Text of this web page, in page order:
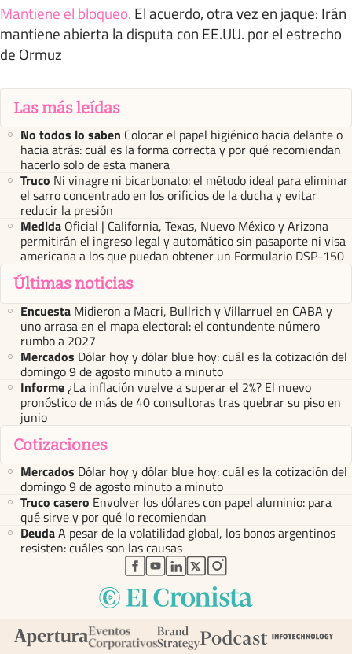
Mantiene el bloqueo. El acuerdo, otra vez en jaque: Irán
mantiene abierta la disputa con EE.UU. por el estrecho
de Ormuz
Las más leídas
No todos lo saben Colocar el papel higiénico hacia delante o
hacia atrás: cuál es la forma correcta y por qué recomiendan
hacerlo solo de esta manera
Truco Ni vinagre ni bicarbonato: el método ideal para eliminar
el sarro concentrado en los orificios de la ducha y evitar
reducir la presión
Medida Oficial | California, Texas, Nuevo México y Arizona
permitirán el ingreso legal y automático sin pasaporte ni visa
americana a los que puedan obtener un Formulario DSP-150
Últimas noticias
Encuesta Midieron a Macri, Bullrich y Villarruel en CABA y
uno arrasa en el mapa electoral: el contundente número
rumbo a 2027
Mercados Dólar hoy y dólar blue hoy: cuál es la cotización del
domingo 9 de agosto minuto a minuto
Informe¿La inflación vuelve a superar el 2%? El nuevo
pronóstico de más de 40 consultoras tras quebrar su piso en
junio
Cotizaciones
Mercados Dólar hoy y dólar blue hoy: cuál es la cotización del
domingo 9 de agosto minuto a minuto
Truco casero Envolver los dólares con papel aluminio: para
qué sirve y por qué lo recomiendan
DeudaA pesar de la volatilidad global, los bonos argentinos
resisten: cuáles son las causas
abre en nueva pestaña
abre en nueva pestaña
abre en nueva pestaña
abre en nueva pestaña
abre en nueva pestaña